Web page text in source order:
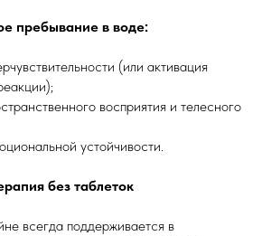
пребывание в воде:
(или активация
восприятия и телесного
устойчивости.
без таблеток
всегда поддерживается в